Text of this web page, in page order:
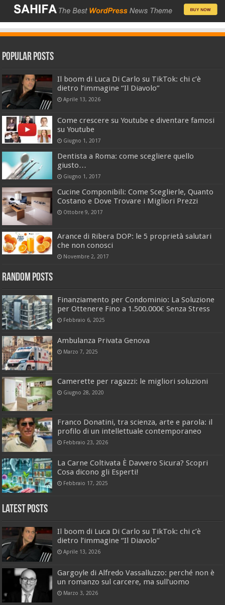
Popular Posts
Il boom di Luca Di Carlo su TikTok: chi c’è
dietro l’immagine “Il Diavolo”
Aprile 13, 2026
Come crescere su Youtube e diventare famosi
su Youtube
Giugno 1, 2017
Dentista a Roma: come scegliere quello
giusto…
Giugno 1, 2017
Cucine Componibili: Come Sceglierle, Quanto
Costano e Dove Trovare i Migliori Prezzi
Ottobre 9, 2017
Arance di Ribera DOP: le 5 proprietà salutari
che non conosci
Novembre 2, 2017
Random Posts
Finanziamento per Condominio: La Soluzione
per Ottenere Fino a 1.500.000€ Senza Stress
Febbraio 6, 2025
Ambulanza Privata Genova
Marzo 7, 2025
Camerette per ragazzi: le migliori soluzioni
Giugno 28, 2020
Franco Donatini, tra scienza, arte e parola: il
profilo di un intellettuale contemporaneo
Febbraio 23, 2026
La Carne Coltivata È Davvero Sicura? Scopri
Cosa dicono gli Esperti!
Febbraio 17, 2025
Latest Posts
Il boom di Luca Di Carlo su TikTok: chi c’è
dietro l’immagine “Il Diavolo”
Aprile 13, 2026
Gargoyle di Alfredo Vassalluzzo: perché non è
un romanzo sul carcere, ma sull’uomo
Marzo 3, 2026